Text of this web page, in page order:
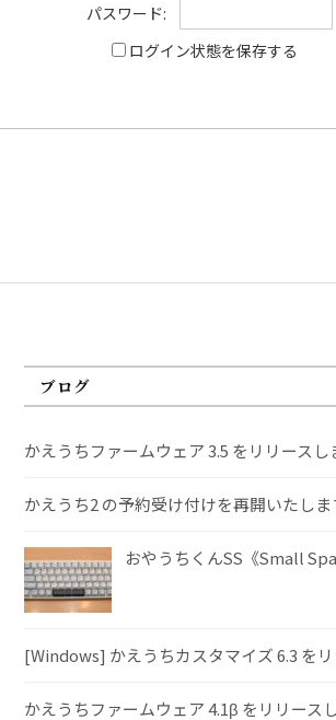
パスワード:
ログイン状態を保存する
ブログ
かえうちファームウェア 3.5 をリリースし
かえうち2 の予約受け付けを再開いたしま
おやうちくんSS《Small
[Windows] かえうちカスタマイズ 6.3 を
かえうちファームウェア 4.1β をリリース